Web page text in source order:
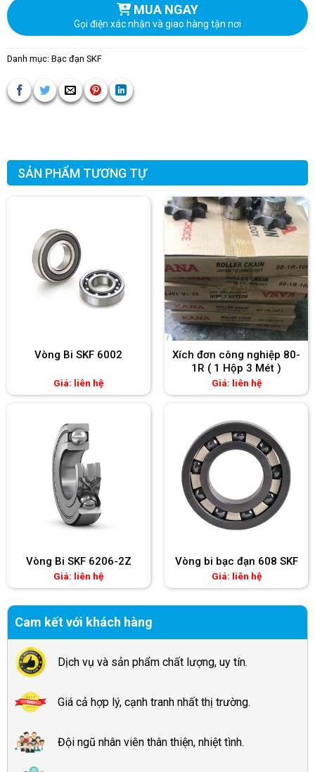
Cam kết với khách hàng
Dịch vụ và sản phẩm chất lượng, uy tín.
Giá cả hợp lý, cạnh tranh nhất thị trường.
Đội ngũ nhân viên thân thiện, nhiệt tình.
MUA NGAY
Gọi điện xác nhận và giao hàng tận nơi
Danh mục: Bạc đạn SKF
SẢN PHẨM TƯƠNG TỰ
Vòng Bi SKF 6002
Giá: liên hệ
Xích đơn công nghiệp 80-
1R ( 1 Hộp 3 Mét )
Giá: liên hệ
Vòng Bi SKF 6206-2Z
Giá: liên hệ
Vòng bi bạc đạn 608 SKF
Giá: liên hệ